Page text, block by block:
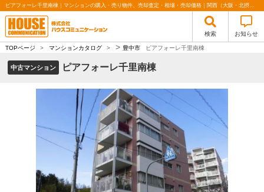
ピアフォーレ千里南棟｜マンションの購入・売り物件、売却査定・相場・売却価格｜関西（大阪・北摂・神戸）・関東（東京）で不動産の購入・売却、注文住宅、リノベーションの事なら株式会社ハウスコミュニケーション
検索 お知らせ
TOPページ > マンションカタログ > > 豊中市 ピアフォーレ千里南棟
中古マンション ピアフォーレ千里南棟